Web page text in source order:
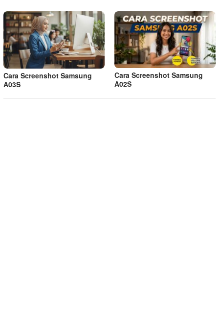
Cara Screenshot Samsung
A03S
Cara Screenshot Samsung
A02S